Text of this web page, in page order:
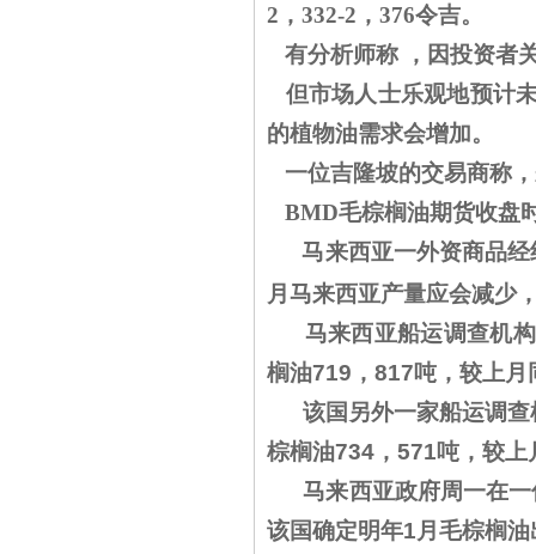
2，332-2，376令吉。
有分析师称 ，因投资者
但市场人士乐观地预计
的植物油需求会增加。
一位吉隆坡的交易商称
BMD毛棕榈油期货收盘
马来西亚一外资商品
月马来西亚产量应会减少
马来西亚船运调查机构
榈油719，817吨，较上月
该国另外一家船运调查
棕榈油734，571吨，较上
马来西亚政府周一在一
该国确定明年1月毛棕榈